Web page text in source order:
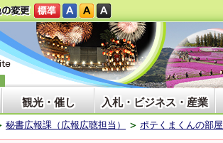
観光・催し 入札・ビジネス・産業
秘書広報課（広報広聴担当） ポテくまくんの部屋